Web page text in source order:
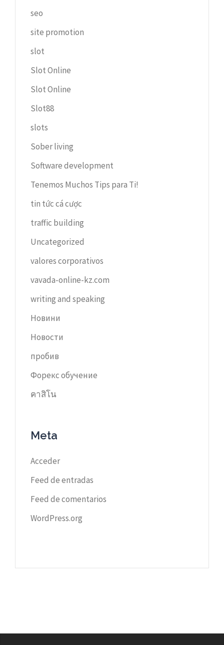
seo
site promotion
slot
Slot Online
Slot Online
Slot88
slots
Sober living
Software development
Tenemos Muchos Tips para Ti!
tin tức cá cược
traffic building
Uncategorized
valores corporativos
vavada-online-kz.com
writing and speaking
Новини
Новости
пробив
Форекс обучение
คาสิโน
Meta
Acceder
Feed de entradas
Feed de comentarios
WordPress.org